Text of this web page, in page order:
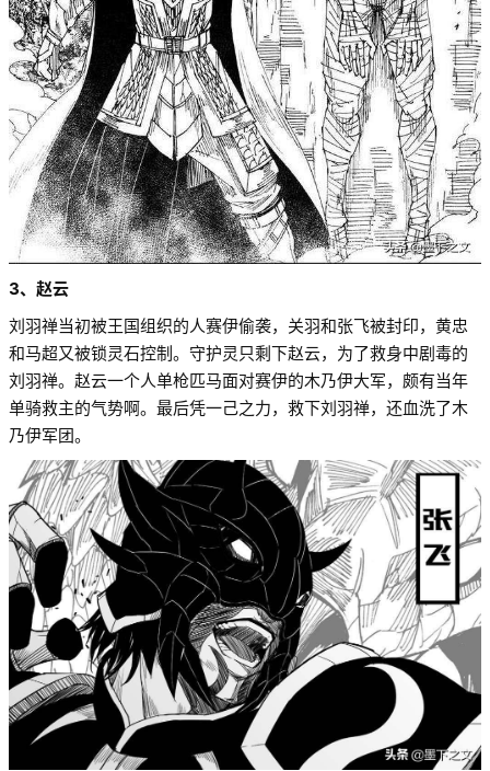
3、赵云
刘羽禅当初被王国组织的人赛伊偷袭，关羽和张飞被封印，黄忠
和马超又被锁灵石控制。守护灵只剩下赵云，为了救身中剧毒的
刘羽禅。赵云一个人单枪匹马面对赛伊的木乃伊大军，颇有当年
单骑救主的气势啊。最后凭一己之力，救下刘羽禅，还血洗了木
乃伊军团。